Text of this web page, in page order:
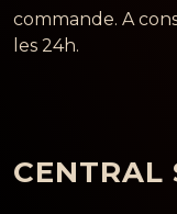
commande. A
les 24h.
CENTRAL